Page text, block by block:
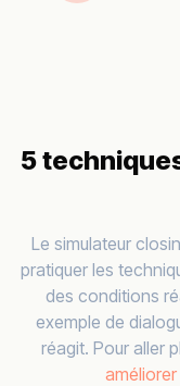
5
Le simulateur
pratiquer les
des conditions
exemple de
réagit. Pour aller